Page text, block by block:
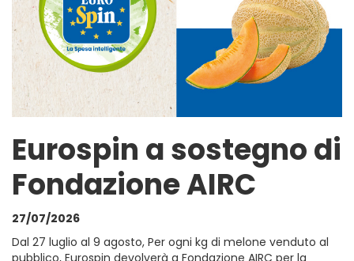
Eurospin a sostegno di
Fondazione AIRC
27/07/2026
Dal 27 luglio al 9 agosto, Per ogni kg di melone venduto al